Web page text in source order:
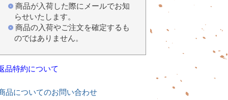
商品が入荷した際にメールでお知
らせいたします。
商品の入荷やご注文を確定するも
のではありません。
品特約について
品についてのお問い合わせ